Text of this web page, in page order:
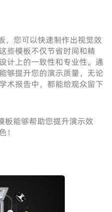
，您可以快速制作出视觉效
些模板不仅节省时间和精
计上的一致性和专业性。通
够提升您的演示质量，无论
术报告中，都能给观众留下
板能够帮助您提升演示效
！